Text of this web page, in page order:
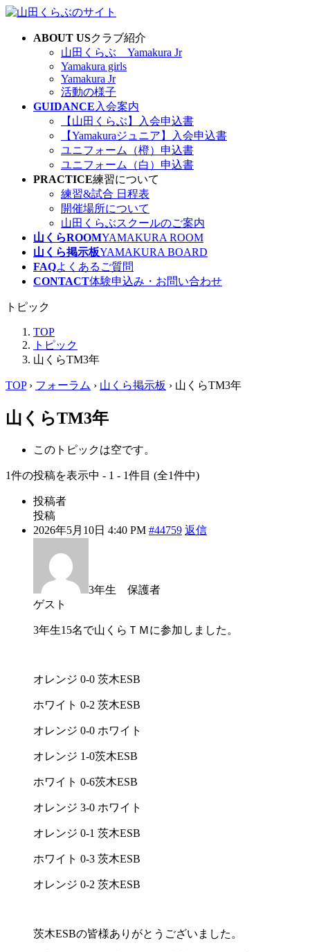
コ
ナ
ABOUT USクラブ紹介
山田くらぶ Yamakura Jr
Yamakura girls
Yamakura Jr
活動の様子
GUIDANCE 入会案内
【山田くらぶ】入会申込書
【Yamakuraジュニア】入会申込書
ユニフォーム（橙）申込書
ユニフォーム（白）申込書
PRACTICE練習について
練習&試合 日程表
開催場所について
山田くらぶスクールのご案内
山くらROOMYAMAKURA ROOM
山くら掲示板YAMAKURA BOARD
FAQよくあるご質問
CONTACT体験申込み・お問い合わせ
トピック
TOP
トピック
山くらTM3年
TOP › フォーラム › 山くら掲示板 › 山くらTM3年
山くらTM3年
このトピックは空です。
1件の投稿を表示中 - 1 - 1件目 (全1件中)
投稿者
投稿
2026年5月10日 4:40 PM #44759 返信
3年生 保護者
ゲスト
3年生15名で山くらＴＭに参加しました。
オレンジ 0-0 茨木ESB
ホワイト 0-2 茨木ESB
オレンジ 0-0 ホワイト
オレンジ 1-0茨木ESB
ホワイト 0-6茨木ESB
オレンジ 3-0 ホワイト
オレンジ 0-1 茨木ESB
ホワイト 0-3 茨木ESB
オレンジ 0-2 茨木ESB
茨木ESBの皆様ありがとうございました。